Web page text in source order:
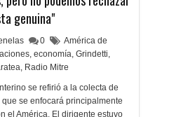
genuina"
0
América de
, economía, Grindetti,
, Radio Mitre
se refirió a la colecta de
que se enfocará principalmente
el América. El dirigente estuvo